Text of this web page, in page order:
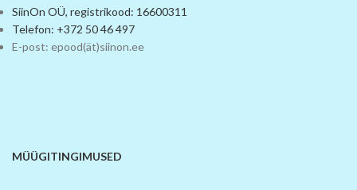
SiinOn OÜ, registrikood: 16600311
Telefon: +372 50 46 497
E-post: epood(ät)siinon.ee
MÜÜGITINGIMUSED